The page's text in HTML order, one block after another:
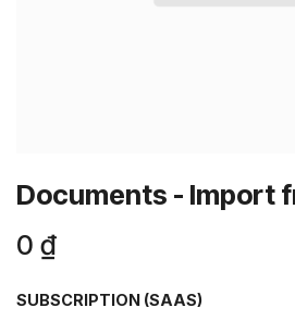
Documents - Import
0 ₫
SUBSCRIPTION (SAAS)